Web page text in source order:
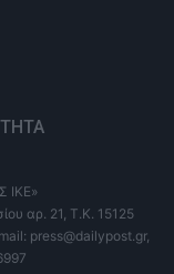
ΙΚΕ»
αρ. 21, Τ.Κ. 15125
press@dailypost.gr,